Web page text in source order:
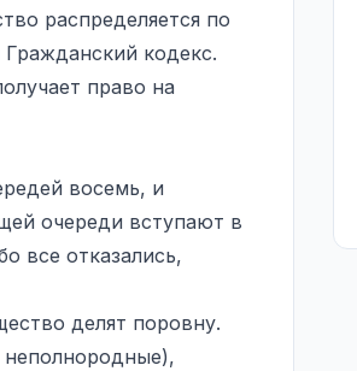
распределяется по
кодекс.
право на
восемь, и
очереди вступают в
все отказались,
делят поровну.